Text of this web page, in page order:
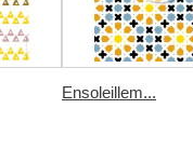
Ensoleillem...